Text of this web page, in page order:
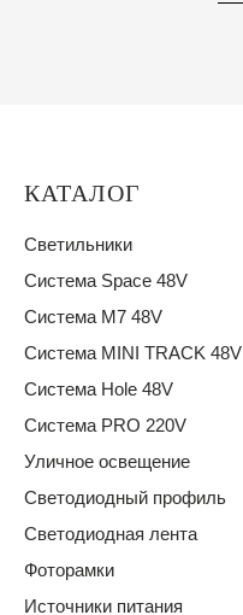
КАТАЛОГ
Светильники
Система Space 48V
Система M7 48V
Система MINI TRACK 48V
Система Hole 48V
Система PRO 220V
Уличное освещение
Светодиодный профиль
Светодиодная лента
Фоторамки
Источники питания